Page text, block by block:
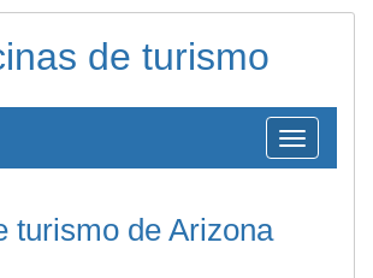
de turismo
Toggle
navigation
turismo de Arizona